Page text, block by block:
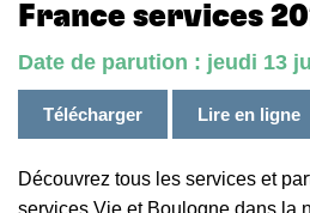
France services
Date de parution : jeudi 13
Télécharger Lire en ligne
Découvrez tous les services et